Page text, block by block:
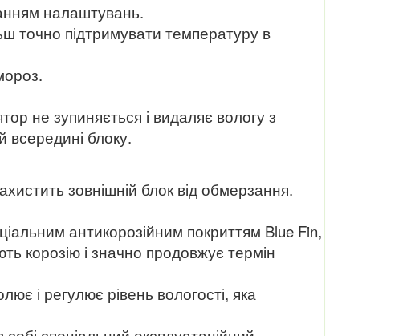
налаштувань.
точно підтримувати температуру в
не зупиняється і видаляє вологу з
всередині блоку.
зовнішній блок від обмерзання.
антикорозійним покриттям Blue Fin,
корозію і значно продовжує термін
і регулює рівень вологості, яка